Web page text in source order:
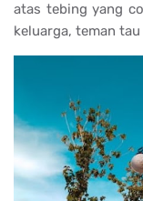
atas tebing yang
keluarga, teman